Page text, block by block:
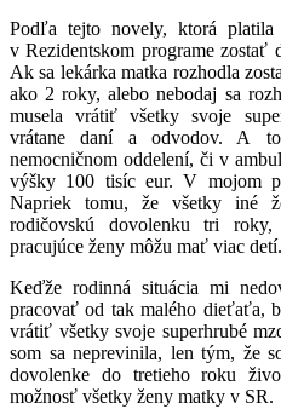
Podľa tejto novely, ktorá platila
v Rezidentskom programe
Ak sa lekárka matka rozhodla
ako 2 roky, alebo nebodaj sa
musela vrátiť všetky svoje
vrátane daní a odvodov. A
nemocničnom oddelení, či v
výšky 100 tisíc eur. V mojom
Napriek tomu, že všetky iné
rodičovskú dovolenku tri
pracujúce ženy môžu mať viac detí.
Keďže rodinná situácia mi
pracovať od tak malého dieťaťa,
vrátiť všetky svoje superhrubé
som sa neprevinila, len tým, že
dovolenke do tretieho roku
možnosť všetky ženy matky v SR.